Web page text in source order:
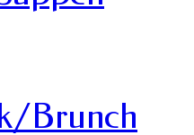
Brunch